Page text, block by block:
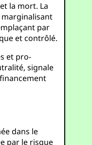
la mort. La
marginalisant
par
et contrôlé.
et pro-
signale
dans le
par le risque